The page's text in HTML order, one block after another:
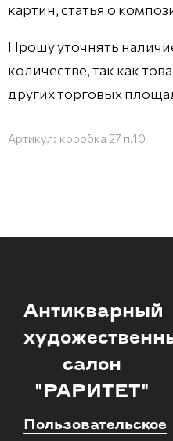
картин, статья о
Прошу уточнять
количестве, так как
других торговых
Артикул: коробка 27 п.10
Антикварный
салон
"РАРИТЕТ"
Пользовательское